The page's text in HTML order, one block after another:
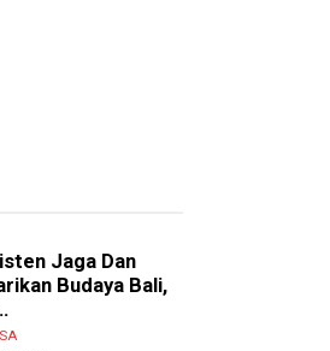
Jaga Dan
Budaya Bali,